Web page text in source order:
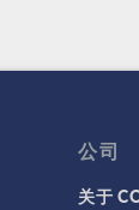
公司
关于